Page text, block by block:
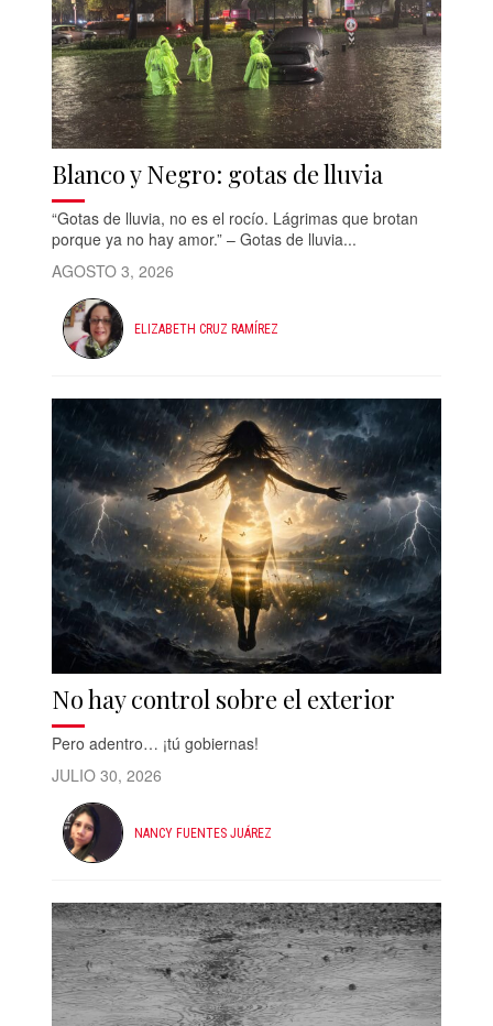
Blanco y Negro: gotas de lluvia
“Gotas de lluvia, no es el rocío. Lágrimas que brotan
porque ya no hay amor.” – Gotas de lluvia...
AGOSTO 3, 2026
ELIZABETH CRUZ RAMÍREZ
No hay control sobre el exterior
Pero adentro… ¡tú gobiernas!
JULIO 30, 2026
NANCY FUENTES JUÁREZ